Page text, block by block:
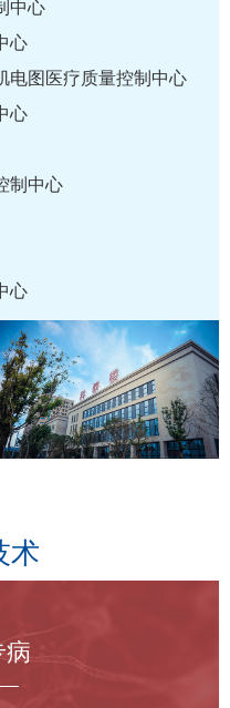
中心
心
电图医疗质量控制中心
心
制中心
心
术
病